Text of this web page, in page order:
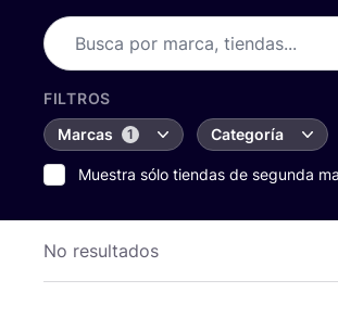
FILTROS
Marcas
1 Categoría
Muestra sólo tiendas de segunda
No resultados